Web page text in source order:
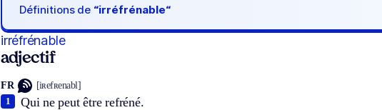
Définitions de “irréfrénable“
irréfrénable
adjectif
FR [iʀefʀenabl]
Qui ne peut être refréné.
1